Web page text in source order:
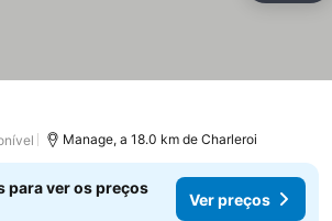
Manage, a 18.0 km de Charleroi
para ver os preços
Ver preços